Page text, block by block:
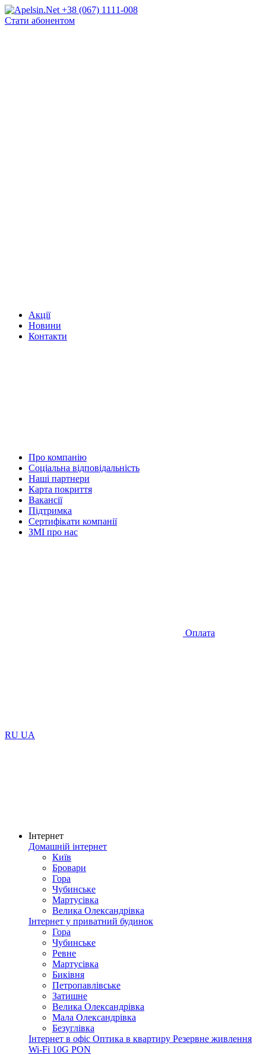
+38 (067) 1111-008
Стати абонентом
Акції
Новини
Контакти
Про компанію
Соціальна відповідальність
Наші партнери
Карта покриття
Вакансії
Підтримка
Сертифікати компанії
ЗМІ про нас
Оплата
RU UA
Інтернет
Домашній інтернет
Київ
Бровари
Гора
Чубинське
Мартусівка
Велика Олександрівка
Інтернет у приватний будинок
Гора
Чубинське
Ревне
Мартусівка
Биківня
Петропавлівське
Затишне
Велика Олександрівка
Мала Олександрівка
Безуглівка
Інтернет в офіс Оптика в квартиру Резервне живлення
Wi-Fi 10G PON